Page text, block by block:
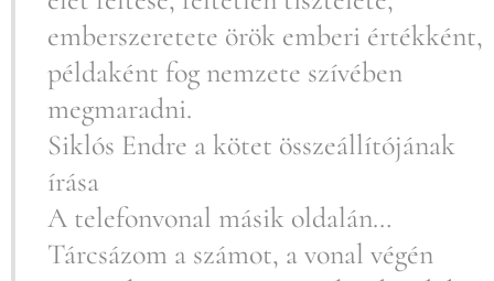
emberszeretete örök emberi értékként,
példaként fog nemzete szívében
megmaradni.
Siklós Endre a kötet összeállítójának
írása
A telefonvonal másik oldalán…
Tárcsázom a számot, a vonal végén